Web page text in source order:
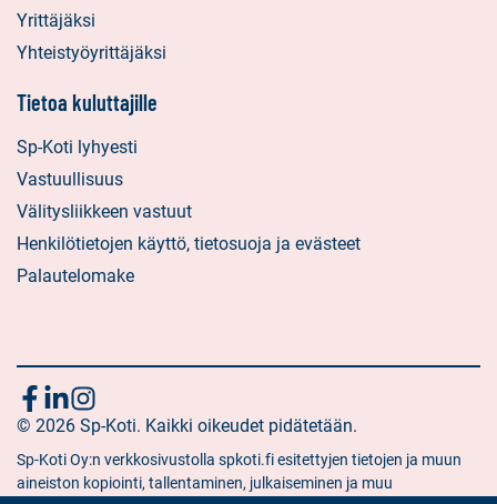
Yrittäjäksi
Yhteistyöyrittäjäksi
Tietoa kuluttajille
Sp-Koti lyhyesti
Vastuullisuus
Välitysliikkeen vastuut
Henkilötietojen käyttö, tietosuoja ja evästeet
Palautelomake
Seuraa
meitä
Sosiaalinen
media:
facebook
Sosiaalinen
media:
linkedin
Sosiaalinen
media:
instagram
© 2026 Sp-Koti. Kaikki oikeudet pidätetään.
Sp-Koti Oy:n verkkosivustolla spkoti.fi esitettyjen tietojen ja muun
aineiston kopiointi, tallentaminen, julkaiseminen ja muu